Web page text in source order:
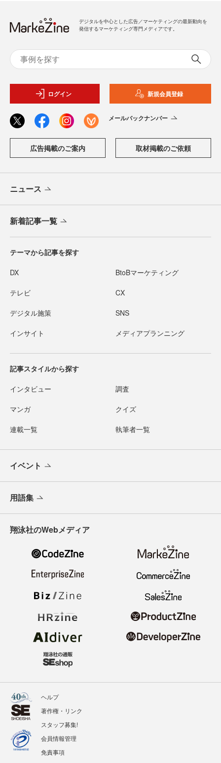
デジタルを中心とした広告／マーケティングの最新動向を
発信するマーケティング専門メディアです。
ログイン 新規会員登録
メールバックナンバー
広告掲載のご案内 取材掲載のご依頼
ニュース
新着記事一覧
テーマから記事を探す
DX BtoBマーケティング
テレビ CX
デジタル施策 SNS
インサイト メディアプランニング
記事スタイルから探す
インタビュー 調査
マンガ クイズ
連載一覧 執筆者一覧
イベント
用語集
翔泳社のWebメディア
ヘルプ
著作権・リンク
スタッフ募集!
会員情報管理
免責事項